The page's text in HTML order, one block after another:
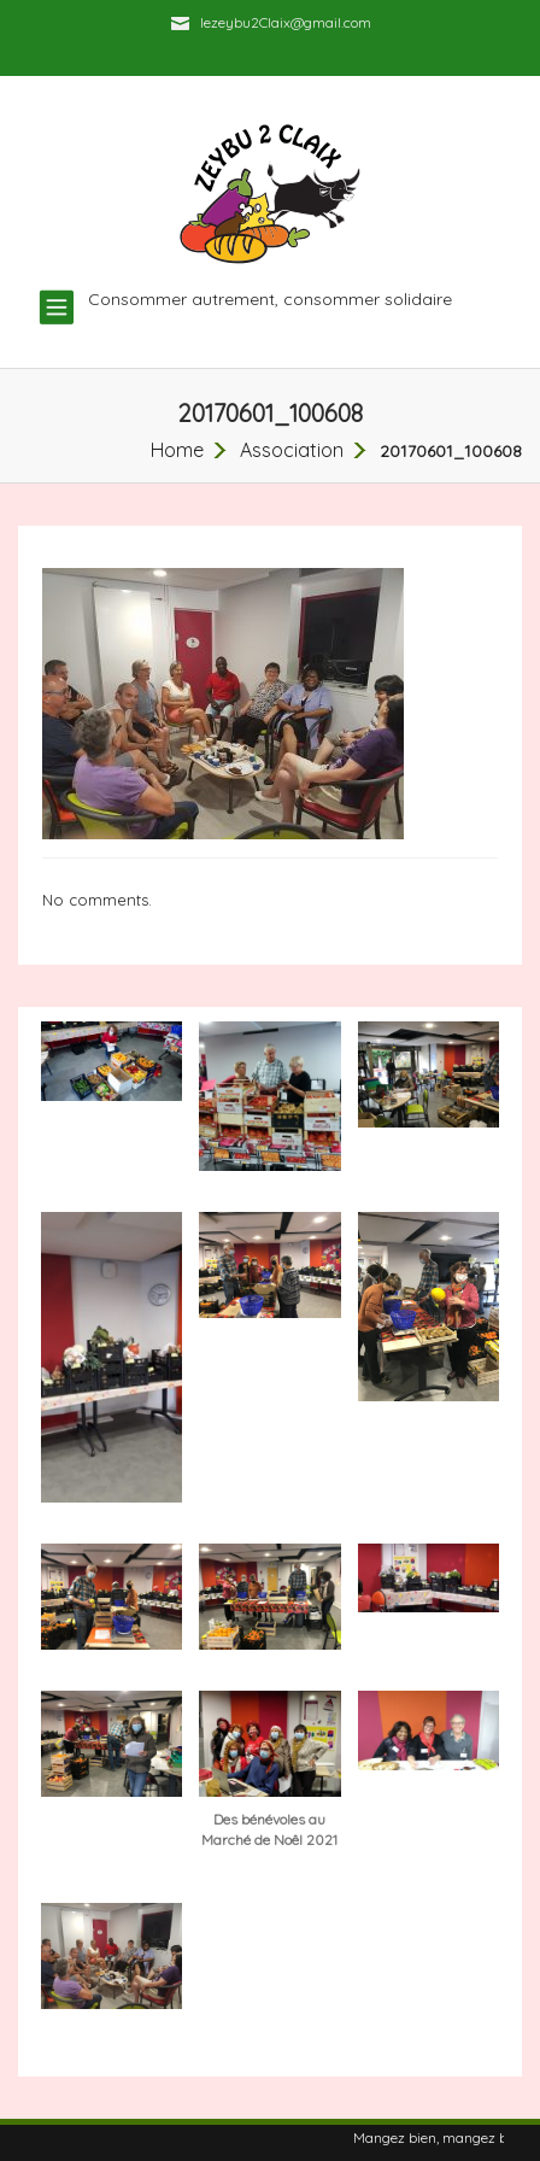
lezeybu2Claix@gmail.com
Consommer autrement, consommer solidaire
TOGGLE
NAVIGATION
20170601_100608
Home Association 20170601_100608
No comments.
Des bénévoles au
Marché de Noêl 2021
Mangez bien, mangez bon,